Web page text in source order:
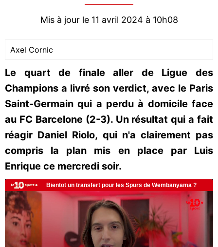
Mis à jour le 11 avril 2024 à 10h08
Axel Cornic
Le quart de finale aller de Ligue des
Champions a livré son verdict, avec le Paris
Saint-Germain qui a perdu à domicile face
au FC Barcelone (2-3). Un résultat qui a fait
réagir Daniel Riolo, qui n'a clairement pas
compris la plan mis en place par Luis
Enrique ce mercredi soir.